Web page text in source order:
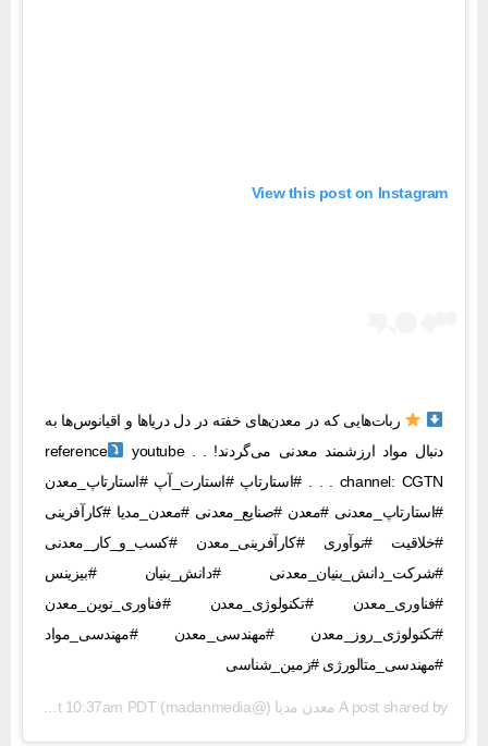
View this post on Instagram
ربات‌هایی که در معدن‌های خفته در دل دریاها و اقیانوس‌ها به
دنبال مواد ارزشمند معدنی می‌گردند! . . referenceyoutube
channel: CGTN . . . #استارتاپ #استارت_آپ #استارتاپ_معدن
#استارتاپ_معدنی #معدن #صنایع_معدنی #معدن_مدیا #کارآفرینی
#خلاقیت #نوآوری #کارآفرینی_معدن #کسب_و_کار_معدنی
#شرکت_دانش_بنیان_معدنی #دانش_بنیان #بیزینس
#فناوری_معدن #تکنولوژی_معدن #فناوری_نوین_معدن
#تکنولوژی_روز_معدن #مهندسی_معدن #مهندسی_مواد
#مهندسی_متالورژی #زمین_شناسی
A post shared by معدن مدیا (@madanmedia) on
May 9, 2020 at 10:37am PDT